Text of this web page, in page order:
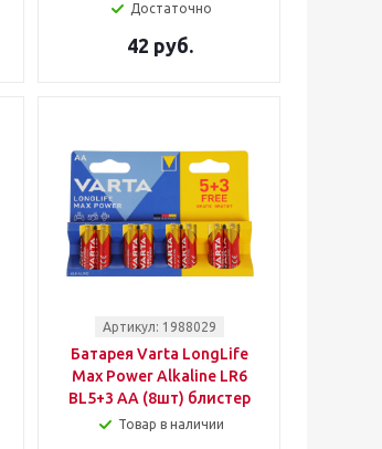
Достаточно
42 руб.
Артикул: 1988029
Батарея Varta LongLife
Max Power Alkaline LR6
BL5+3 AA (8шт) блистер
Товар в наличии